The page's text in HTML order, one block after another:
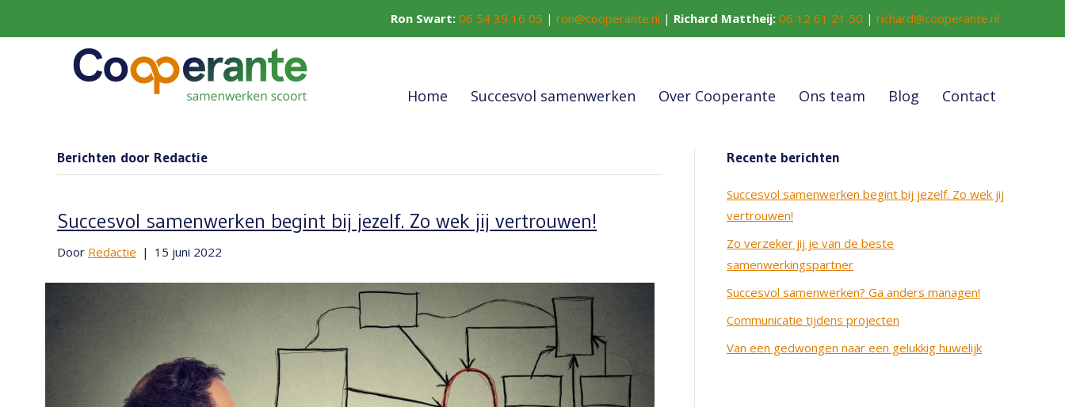
Ron Swart: 06 54 39 16 05 | ron@cooperante.nl | Richard Mattheij: 06 12 61 21 50 | richard@cooperante.nl
Home Succesvol samenwerken Over Cooperante Ons team Blog Contact
Berichten door Redactie
Succesvol samenwerken begint bij jezelf. Zo wek jij vertrouwen!
Door Redactie | 15 juni 2022
Recente berichten
Succesvol samenwerken begint bij jezelf. Zo wek jij
vertrouwen!
Zo verzeker jij je van de beste
samenwerkingspartner
Succesvol samenwerken? Ga anders managen!
Communicatie tijdens projecten
Van een gedwongen naar een gelukkig huwelijk